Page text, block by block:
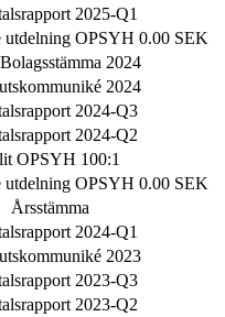
2025-Q1
utdelning OPSYH 0.00 SEK
2024
2024
2024-Q3
2024-Q2
OPSYH 100:1
utdelning OPSYH 0.00 SEK
Årsstämma
2024-Q1
2023
2023-Q3
2023-Q2